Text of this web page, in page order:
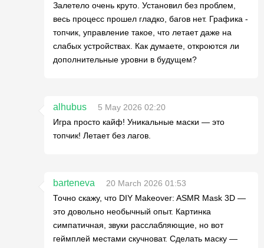
Залетело очень круто. Установил без проблем,
весь процесс прошел гладко, багов нет. Графика -
топчик, управление такое, что летает даже на
слабых устройствах. Как думаете, откроются ли
дополнительные уровни в будущем?
alhubus
5 May 2026 02:20
Игра просто кайф! Уникальные маски — это
топчик! Летает без лагов.
barteneva
20 March 2026 01:53
Точно скажу, что DIY Makeover: ASMR Mask 3D —
это довольно необычный опыт. Картинка
симпатичная, звуки расслабляющие, но вот
геймплей местами скучноват. Сделать маску —